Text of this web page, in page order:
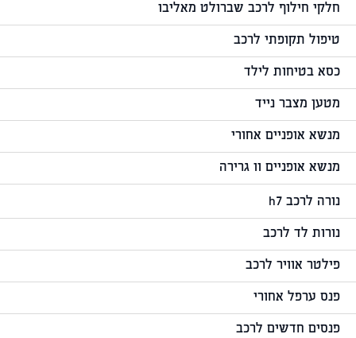
חלקי חילוף לרכב שברולט מאליבו
טיפול תקופתי לרכב
כסא בטיחות לילד
מטען מצבר נייד
מנשא אופניים אחורי
מנשא אופניים וו גרירה
נורה לרכב h7
נורות לד לרכב
פילטר אוויר לרכב
פנס ערפל אחורי
פנסים חדשים לרכב